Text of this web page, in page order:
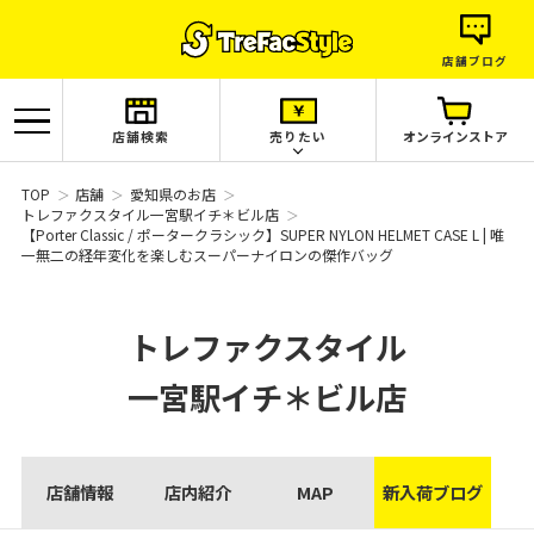
店舗ブログ
店舗検索 売りたい オンラインストア
TOP 店舗
愛知県のお店
トレファクスタイル一宮駅イチ＊ビル店
【Porter Classic / ポータークラシック】SUPER NYLON HELMET CASE L | 唯
一無二の経年変化を楽しむスーパーナイロンの傑作バッグ
トレファクスタイル
一宮駅イチ＊ビル店
店舗情報 店内紹介 MAP 新入荷ブログ